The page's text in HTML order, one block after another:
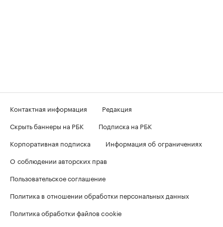
Контактная информация
Редакция
Скрыть баннеры на РБК
Подписка на РБК
Корпоративная подписка
Информация об ограничениях
О соблюдении авторских прав
Пользовательское соглашение
Политика в отношении обработки персональных данных
Политика обработки файлов cookie